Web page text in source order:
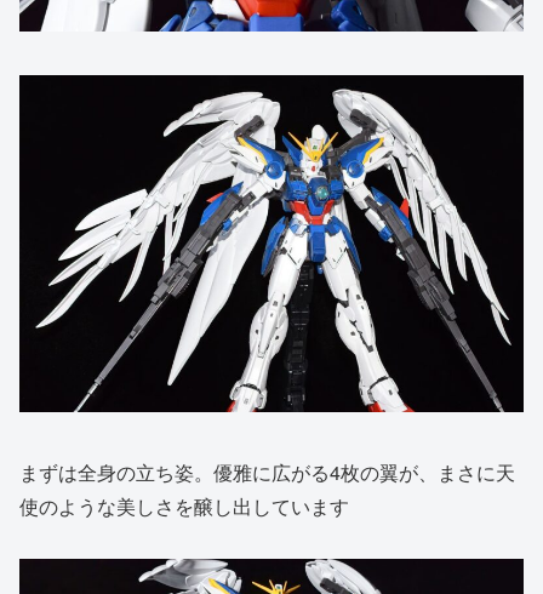
まずは全身の立ち姿。優雅に広がる4枚の翼が、まさに天
使のような美しさを醸し出しています